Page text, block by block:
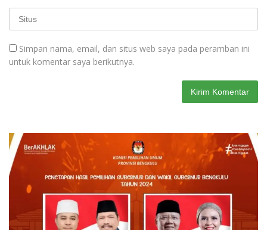
Simpan nama, email, dan situs web saya pada peramban ini
untuk komentar saya berikutnya.